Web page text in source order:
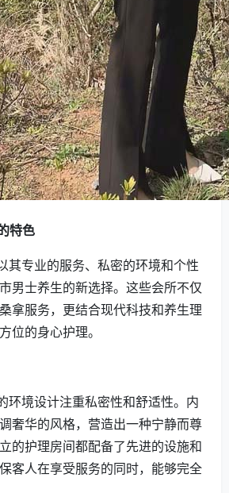
特色
其专业的服务、私密的环境和个性
男士养生的新选择。这些会所不仅
拿服务，更结合现代科技和养生理
位的身心护理。
环境设计注重私密性和舒适性。内
奢华的风格，营造出一种宁静而尊
的护理房间都配备了先进的设施和
客人在享受服务的同时，能够完全